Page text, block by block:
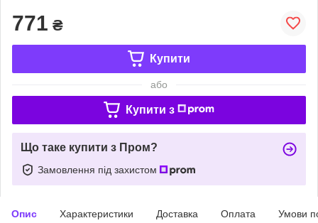
771 ₴
Купити
або
Купити з
Що таке купити з Пром?
Замовлення під захистом
Опис Характеристики Доставка Оплата Умови